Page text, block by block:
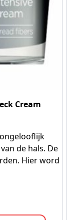
Cream
de hals. De
Hier word